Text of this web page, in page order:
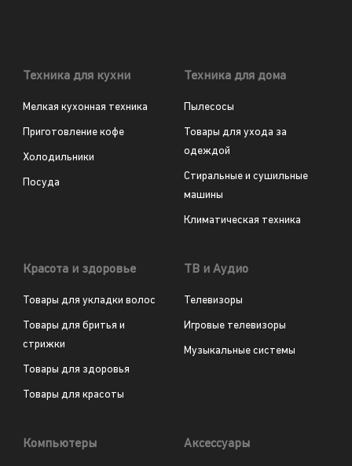
Техника для кухни
Мелкая кухонная техника
Приготовление кофе
Холодильники
Посуда
Техника для дома
Пылесосы
Товары для ухода за
одеждой
Стиральные и сушильные
машины
Климатическая техника
Красота и здоровье
Товары для укладки волос
Товары для бритья и
стрижки
Товары для здоровья
Товары для красоты
ТВ и Аудио
Телевизоры
Игровые телевизоры
Музыкальные системы
Компьютеры Аксессуары